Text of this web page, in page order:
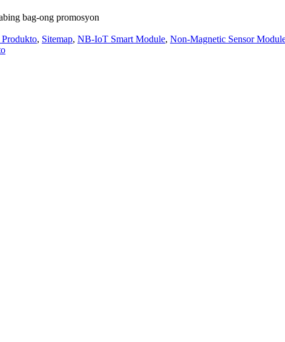
bag-ong promosyon
, Sitemap, NB-IoT Smart Module, Non-Magnetic Sensor